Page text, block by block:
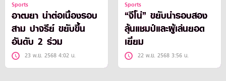
Sports
อาฒยา นำต่อเนื่องรอบ
สาม ปาจรีย์ ขยับขึ้น
อันดับ 2 ร่วม
23 พ.ย. 2568 4:02 น.
Sports
“จีโน่” ขยับนำรอบสอง
ลุ้นแชมป์และผู้เล่นยอด
เยี่ยม
22 พ.ย. 2568 3:56 น.